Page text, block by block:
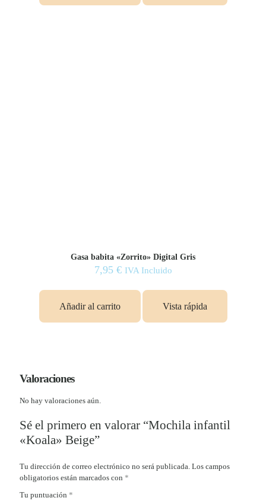
Gasa babita «Zorrito» Digital Gris
7,95 € IVA Incluido
Añadir al carrito Vista rápida
Valoraciones
No hay valoraciones aún.
Sé el primero en valorar “Mochila infantil
«Koala» Beige”
Tu dirección de correo electrónico no será publicada. Los campos
obligatorios están marcados con *
Tu puntuación *